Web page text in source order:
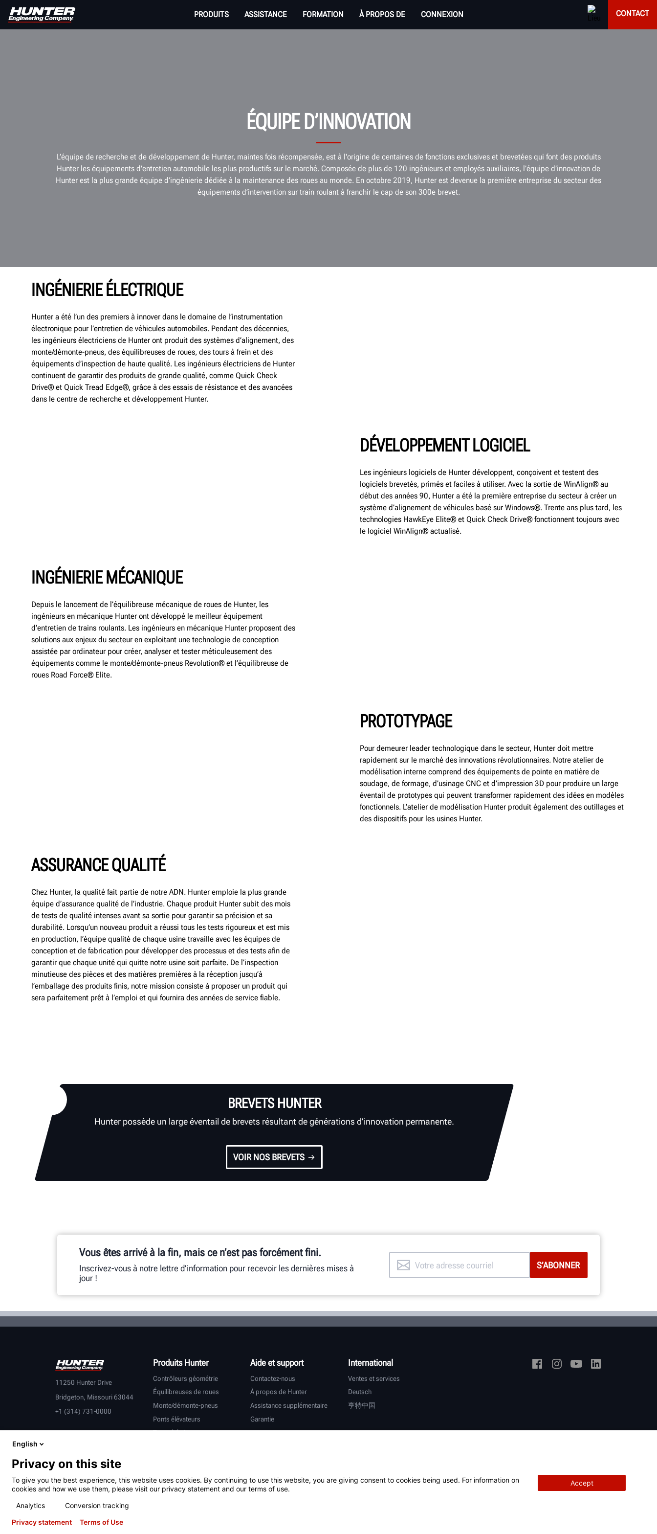
PRODUITS ASSISTANCE FORMATION À PROPOS DE CONNEXION CONTACT
ÉQUIPE D’INNOVATION
L’équipe de recherche et de développement de Hunter, maintes fois récompensée, est à l'origine de centaines de fonctions exclusives et brevetées qui font des produits
Hunter les équipements d'entretien automobile les plus productifs sur le marché. Composée de plus de 120 ingénieurs et employés auxiliaires, l’équipe d’innovation de
Hunter est la plus grande équipe d’ingénierie dédiée à la maintenance des roues au monde. En octobre 2019, Hunter est devenue la première entreprise du secteur des
équipements d’intervention sur train roulant à franchir le cap de son 300e brevet.
INGÉNIERIE ÉLECTRIQUE
Hunter a été l’un des premiers à innover dans le domaine de l’instrumentation
électronique pour l’entretien de véhicules automobiles. Pendant des décennies,
les ingénieurs électriciens de Hunter ont produit des systèmes d’alignement, des
monte/démonte-pneus, des équilibreuses de roues, des tours à frein et des
équipements d’inspection de haute qualité. Les ingénieurs électriciens de Hunter
continuent de garantir des produits de grande qualité, comme Quick Check
Drive® et Quick Tread Edge®, grâce à des essais de résistance et des avancées
dans le centre de recherche et développement Hunter.
DÉVELOPPEMENT LOGICIEL
Les ingénieurs logiciels de Hunter développent, conçoivent et testent des
logiciels brevetés, primés et faciles à utiliser. Avec la sortie de WinAlign® au
début des années 90, Hunter a été la première entreprise du secteur à créer un
système d’alignement de véhicules basé sur Windows®. Trente ans plus tard, les
technologies HawkEye Elite® et Quick Check Drive® fonctionnent toujours avec
le logiciel WinAlign® actualisé.
INGÉNIERIE MÉCANIQUE
Depuis le lancement de l’équilibreuse mécanique de roues de Hunter, les
ingénieurs en mécanique Hunter ont développé le meilleur équipement
d’entretien de trains roulants. Les ingénieurs en mécanique Hunter proposent des
solutions aux enjeux du secteur en exploitant une technologie de conception
assistée par ordinateur pour créer, analyser et tester méticuleusement des
équipements comme le monte/démonte-pneus Revolution® et l’équilibreuse de
roues Road Force® Elite.
PROTOTYPAGE
Pour demeurer leader technologique dans le secteur, Hunter doit mettre
rapidement sur le marché des innovations révolutionnaires. Notre atelier de
modélisation interne comprend des équipements de pointe en matière de
soudage, de formage, d’usinage CNC et d’impression 3D pour produire un large
éventail de prototypes qui peuvent transformer rapidement des idées en modèles
fonctionnels. L’atelier de modélisation Hunter produit également des outillages et
des dispositifs pour les usines Hunter.
ASSURANCE QUALITÉ
Chez Hunter, la qualité fait partie de notre ADN. Hunter emploie la plus grande
équipe d’assurance qualité de l’industrie. Chaque produit Hunter subit des mois
de tests de qualité intenses avant sa sortie pour garantir sa précision et sa
durabilité. Lorsqu’un nouveau produit a réussi tous les tests rigoureux et est mis
en production, l’équipe qualité de chaque usine travaille avec les équipes de
conception et de fabrication pour développer des processus et des tests afin de
garantir que chaque unité qui quitte notre usine soit parfaite. De l’inspection
minutieuse des pièces et des matières premières à la réception jusqu’à
l’emballage des produits finis, notre mission consiste à proposer un produit qui
sera parfaitement prêt à l’emploi et qui fournira des années de service fiable.
BREVETS HUNTER
Hunter possède un large éventail de brevets résultant de générations d’innovation permanente.
VOIR NOS BREVETS
Vous êtes arrivé à la fin, mais ce n’est pas forcément fini.
Inscrivez-vous à notre lettre d’information pour recevoir les dernières mises à
jour !
11250 Hunter Drive
Bridgeton, Missouri 63044
+1 (314) 731-0000
Produits Hunter
Contrôleurs géométrie
Équilibreuses de roues
Monte/démonte-pneus
Ponts élévateurs
Tours à frein
Partenaires équipementiers
Aide et support
Contactez-nous
À propos de Hunter
Assistance supplémentaire
Garantie
International
Ventes et services
Deutsch
亨特中国
Conditions d’utilisation Déclaration de confidentialité
English
Privacy on this site
To give you the best experience, this website uses cookies. By continuing to use this website, you are giving consent to cookies being used. For information on
cookies and how we use them, please visit our privacy statement and our terms of use.
Analytics
Conversion tracking
Accept
Privacy statement Terms of Use